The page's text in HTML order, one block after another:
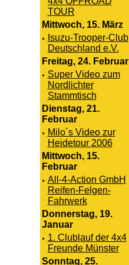
TOUR
Mittwoch, 15. März
· Isuzu-Trooper-Club
Deutschland e.V.
Freitag, 24. Februar
· Super Video zum
Nordlichter
Stammtisch
Dienstag, 21.
Februar
· Milo´s Video zur
Heidetour 2006
Mittwoch, 15.
Februar
· All-4-Action GmbH
Reifen-Felgen-
Fahrwerk
Donnerstag, 19.
Januar
· 1. Clublauf der 4x4
Freunde Münster
Sonntag, 25.